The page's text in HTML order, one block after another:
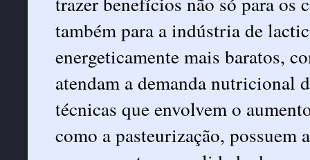
também para a indústria de
energeticamente mais baratos,
atendam a demanda nutricional
técnicas que envolvem o
como a pasteurização, possuem